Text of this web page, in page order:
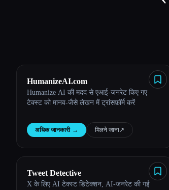
HumanizeAI.com
Humanize AI की मदद से एआई-जनरेट किए गए
टेक्स्ट को मानव-जैसे लेखन में ट्रांसफ़ॉर्म करें
अधिक जानकारी → मिलने जाना↗︎
Tweet Detective
X के लिए AI टेक्स्ट डिटेक्शन, AI-जनरेट की गई